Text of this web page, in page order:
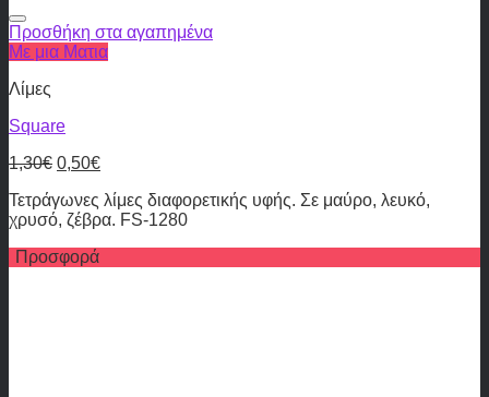
Προσθήκη στα αγαπημένα
Με μια Ματια
Λίμες
Square
1,30€ 0,50€
Τετράγωνες λίμες διαφορετικής υφής. Σε μαύρο, λευκό,
χρυσό, ζέβρα. FS-1280
Προσφορά